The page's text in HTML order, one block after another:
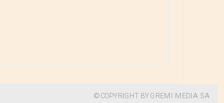
© COPYRIGHT BY GREMI MEDIA SA